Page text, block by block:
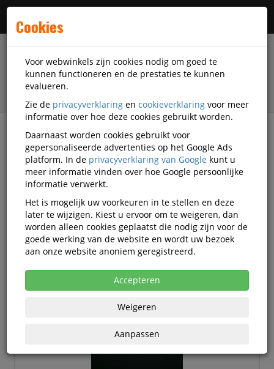
filter
Presentatiemiddelen Sigel
Sigel presentatiemiddelen
Sigel Badges en naamborden
Cookies
Voor webwinkels zijn cookies nodig om goed te
kunnen functioneren en de prestaties te kunnen
evalueren.
Zie de privacyverklaring en cookieverklaring voor meer
informatie over hoe deze cookies gebruikt worden.
Daarnaast worden cookies gebruikt voor
gepersonaliseerde advertenties op het Google Ads
platform. In de privacyverklaring van Google kunt u
meer informatie vinden over hoe Google persoonlijke
informatie verwerkt.
Het is mogelijk uw voorkeuren in te stellen en deze
later te wijzigen. Kiest u ervoor om te weigeren, dan
worden alleen cookies geplaatst die nodig zijn voor de
goede werking van de website en wordt uw bezoek
aan onze website anoniem geregistreerd.
Accepteren
Weigeren
Aanpassen